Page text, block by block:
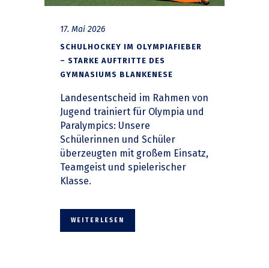
17. Mai 2026
SCHULHOCKEY IM OLYMPIAFIEBER
– STARKE AUFTRITTE DES
GYMNASIUMS BLANKENESE
Landesentscheid im Rahmen von
Jugend trainiert für Olympia und
Paralympics: Unsere
Schülerinnen und Schüler
überzeugten mit großem Einsatz,
Teamgeist und spielerischer
Klasse.
WEITERLESEN